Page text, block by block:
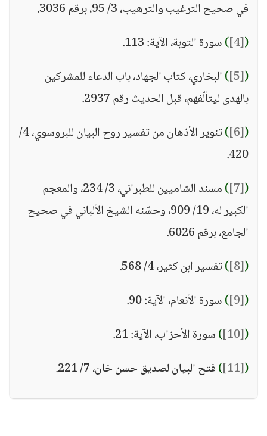
في صحيح الترغيب والترهيب، 3/ 95، برقم 3036.
(
[4]
)سورة التوبة، الآية: 113.
(
[5]
)البخاري، كتاب الجهاد، باب الدعاء للمشركين
بالهدى ليتألّفهم، قبل الحديث رقم 2937.
(
[6]
)
تنوير الأذهان من تفسير روح البيان للبروسوي، 4/
420.
(
[7]
)
مسند الشاميين للطبراني، 3/ 234، والمعجم
الكبير له، 19/ 909، وحسّنه الشيخ الألباني في صحيح
الجامع، برقم 6026.
(
[8]
)تفسير ابن كثير، 4/ 568.
(
[9]
)سورة الأنعام، الآية: 90.
(
[10]
)سورة الأحزاب، الآية: 21.
(
[11]
)فتح البيان لصديق حسن خان، 7/ 221.